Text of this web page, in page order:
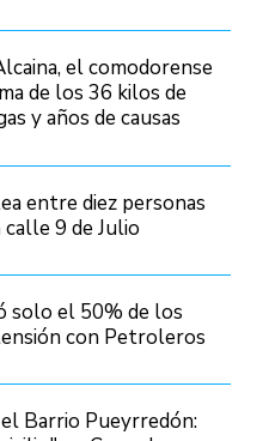
el comodorense
de los 36 kilos de
y años de causas
entre diez personas
9 de Julio
solo el 50% de los
con Petroleros
Barrio Pueyrredón: